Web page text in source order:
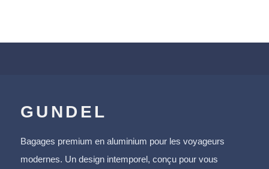
GUNDEL
Bagages premium en aluminium pour les voyageurs
modernes. Un design intemporel, conçu pour vous